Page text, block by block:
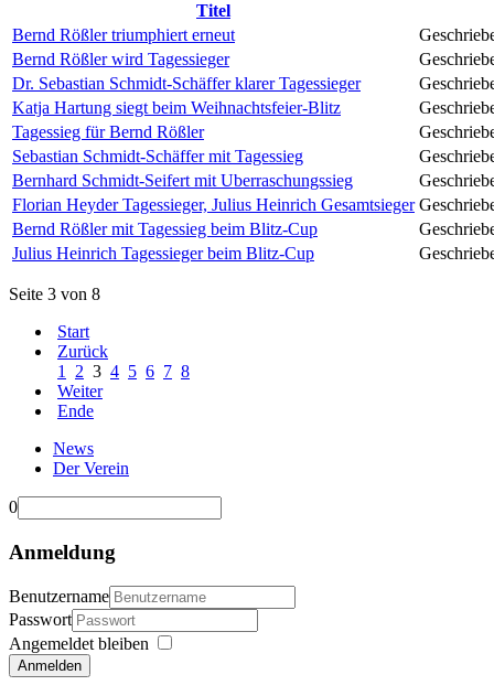
Titel
Bernd Rößler triumphiert erneut
Bernd Rößler wird Tagessieger
Dr. Sebastian Schmidt-Schäffer klarer Tagessieger
Katja Hartung siegt beim Weihnachtsfeier-Blitz
Tagessieg für Bernd Rößler
Sebastian Schmidt-Schäffer mit Tagessieg
Bernhard Schmidt-Seifert mit Uberraschungssieg
Florian Heyder Tagessieger, Julius Heinrich Gesamtsieger
Bernd Rößler mit Tagessieg beim Blitz-Cup
Julius Heinrich Tagessieger beim Blitz-Cup
Seite 3 von 8
Start
Zurück
1 2 3 4 5 6 7 8
Weiter
Ende
News
Der Verein
0
Anmeldung
Benutzername
Passwort
Angemeldet bleiben
Anmelden